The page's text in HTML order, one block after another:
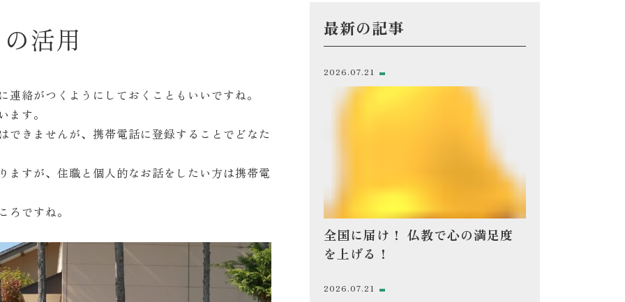
活用
絡がつくようにしておくこともいいですね。
す。
できませんが、携帯電話に登録することでどなた
ますが、住職と個人的なお話をしたい方は携帯電
ですね。
最新の記事
2026.07.21
全国に届け！ 仏教で心の満足度
を上げる！
2026.07.21